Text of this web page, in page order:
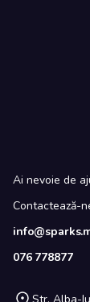
Ai nevoie de
Contactează-
076 778877